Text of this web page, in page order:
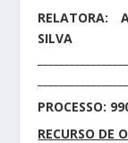
RELATORA:
PROCESSO:
RECURSO DE